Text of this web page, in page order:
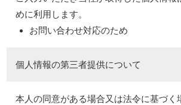
めに利用します。
お問い合わせ対応のため
個人情報の第三者提供について
本人の同意がある場合又は法令に基づく